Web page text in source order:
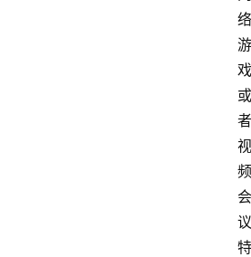
络
游
戏
或
者
视
频
会
议
特